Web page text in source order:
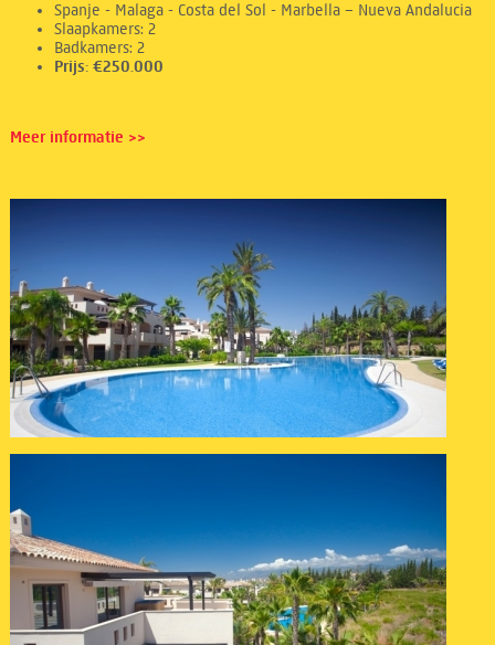
Spanje - Malaga - Costa del Sol - Marbella – Nueva Andalucia
Slaapkamers: 2
Badkamers: 2
Prijs: €250.000
Meer informatie >>